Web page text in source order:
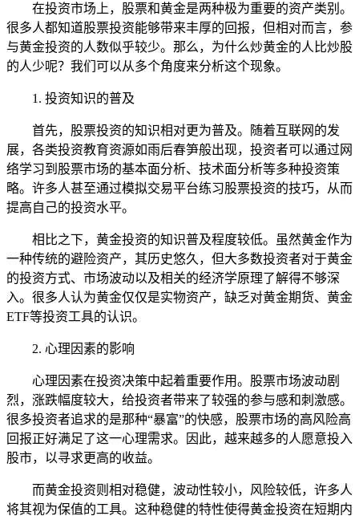
在投资市场上，股票和黄金是两种极为重要的资产类别。
很多人都知道股票投资能够带来丰厚的回报，但相对而言，参
与黄金投资的人数似乎较少。那么，为什么炒黄金的人比炒股
的人少呢？我们可以从多个角度来分析这个现象。
1. 投资知识的普及
首先，股票投资的知识相对更为普及。随着互联网的发
展，各类投资教育资源如雨后春笋般出现，投资者可以通过网
络学习到股票市场的基本面分析、技术面分析等多种投资策
略。许多人甚至通过模拟交易平台练习股票投资的技巧，从而
提高自己的投资水平。
相比之下，黄金投资的知识普及程度较低。虽然黄金作为
一种传统的避险资产，其历史悠久，但大多数投资者对于黄金
的投资方式、市场波动以及相关的经济学原理了解得不够深
入。很多人认为黄金仅仅是实物资产，缺乏对黄金期货、黄金
ETF等投资工具的认识。
2. 心理因素的影响
心理因素在投资决策中起着重要作用。股票市场波动剧
烈，涨跌幅度较大，给投资者带来了较强的参与感和刺激感。
很多投资者追求的是那种“暴富”的快感，股票市场的高风险高
回报正好满足了这一心理需求。因此，越来越多的人愿意投入
股市，以寻求更高的收益。
而黄金投资则相对稳健，波动性较小，风险较低，许多人
将其视为保值的工具。这种稳健的特性使得黄金投资在短期内